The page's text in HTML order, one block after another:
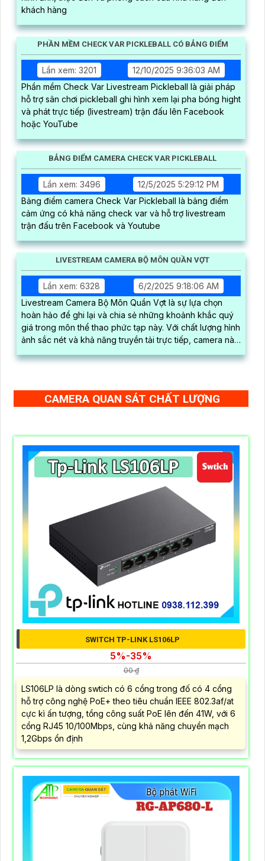
khách hàng
PHẦN MỀM CHECK VAR PICKLEBALL CÓ BẢNG ĐIỂM
Lần xem: 3201
12/10/2025 9:36:03 AM
Phần mềm Check Var Livestream Pickleball là giải pháp
hỗ trợ sân chơi pickleball ghi hình xem lại pha bóng hight
và phát trực tiếp (livestream) trận đấu lên Facebook
hoặc YouTube
BẢNG ĐIỂM CAMERA CHECK VAR PICKLEBALL
Lần xem: 3496
12/5/2025 5:29:12 PM
Bảng điểm camera Check Var Pickleball là bảng điểm
cảm ứng có khả năng check var và hỗ trợ livestream
trận đấu trên Facebook và Youtube
LIVESTREAM CAMERA BỘ MÔN QUẦN VỢT
Lần xem: 6328
6/2/2025 9:18:06 AM
Livestream Camera Bộ Môn Quần Vợt là sự lựa chọn
hoàn hảo để ghi lại và chia sẻ những khoảnh khắc quý
giá trong môn thể thao phức tạp này. Với chất lượng hình
ảnh sắc nét và khả năng truyền tải trực tiếp, camera này
giúp bạn dễ dàng theo dõi và ghi lại các trận đấu quần
vợt để giữ lại những kỷ niệm đáng nhớ
CAMERA QUAN SÁT CHẤT LƯỢNG
SWITCH TP-LINK LS106LP
5%-35%
00 ₫
LS106LP là dòng swtich có 6 cổng trong đố có 4 cổng
hỗ trợ công nghệ PoE+ theo tiêu chuẩn IEEE 802.3af/at
cực kì ấn tượng, tổng công suất PoE lên đến 41W, với 6
cổng RJ45 10/100Mbps, cùng khả năng chuyển mạch
1,2Gbps ổn định